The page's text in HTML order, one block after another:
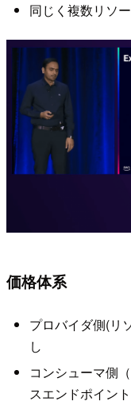
同じく複数リソ
価格体系
プロバイダ側(リ
し
コンシューマ側
スエンドポイン